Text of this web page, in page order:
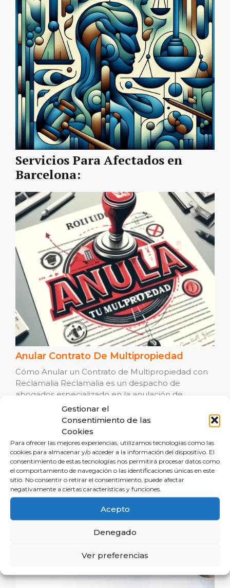
Gestionar el
Consentimiento de las
Cookies
Para ofrecer las mejores experiencias, utilizamos tecnologías como las
cookies para almacenar y/o acceder a la información del dispositivo. El
consentimiento de estas tecnologías nos permitirá procesar datos como
el comportamiento de navegación o las identificaciones únicas en este
sitio. No consentir o retirar el consentimiento, puede afectar
negativamente a ciertas características y funciones.
Acepto
Denegado
Ver preferencias
Servicios Para Afectados en
Barcelona:
Anular Contrato De Multipropiedad
Cómo Anular un Contrato de Multipropiedad con
Reclamalia Reclamalia es un despacho de
abogados especializado en la anulación de